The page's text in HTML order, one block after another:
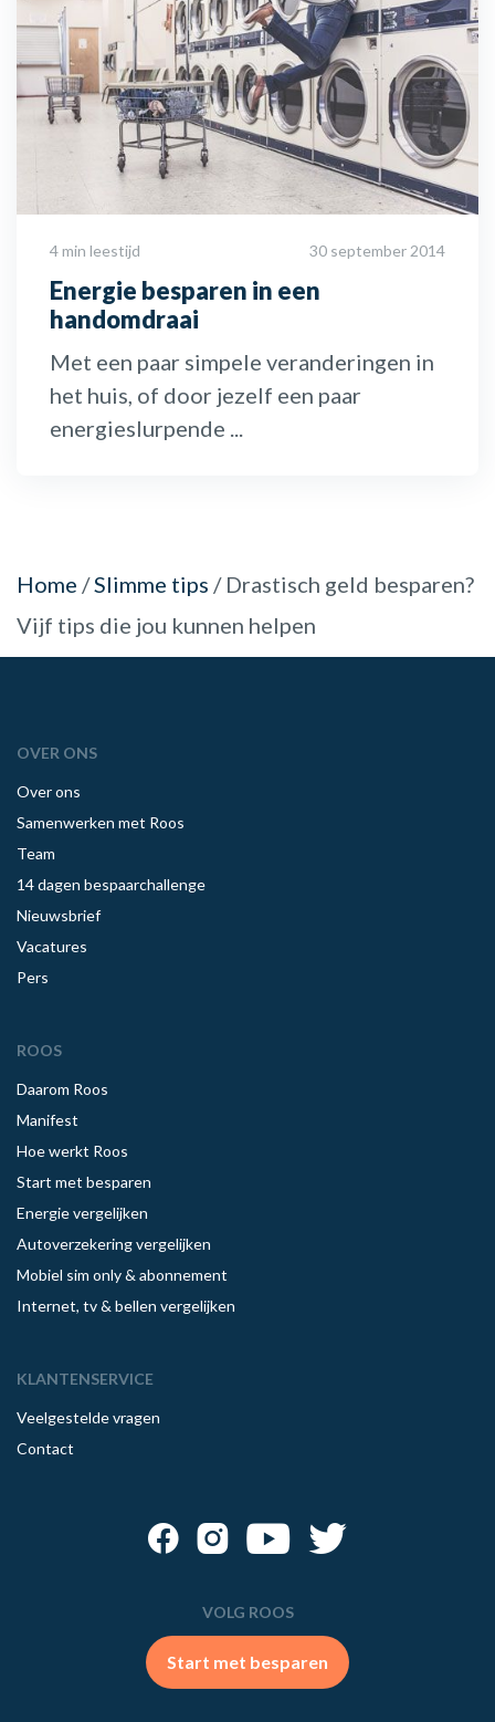
4 min leestijd 30 september 2014
Energie besparen in een
handomdraai
Met een paar simpele veranderingen in
het huis, of door jezelf een paar
energieslurpende ...
Home /Slimme tips / Drastisch geld besparen?
Vijf tips die jou kunnen helpen
OVER ONS
Over ons
Samenwerken met Roos
Team
14 dagen bespaarchallenge
Nieuwsbrief
Vacatures
Pers
ROOS
Daarom Roos
Manifest
Hoe werkt Roos
Start met besparen
Energie vergelijken
Autoverzekering vergelijken
Mobiel sim only & abonnement
Internet, tv & bellen vergelijken
KLANTENSERVICE
Veelgestelde vragen
Contact
VOLG ROOS
Start met besparen